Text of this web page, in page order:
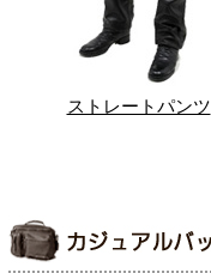
ストレートパンツ